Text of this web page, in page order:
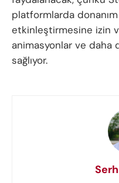
platformlarda donanım
etkinleştirmesine izin
animasyonlar ve daha
sağlıyor.